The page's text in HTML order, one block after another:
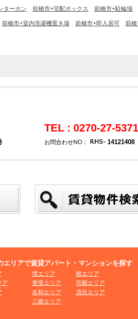
ターホン 前橋市+宅配ボックス 前橋市+駐輪場
前橋市+室内洗濯機置き場 前橋市+即入居可 前
TEL : 0270-27-5371
お問合わせNO： 14121408
エリアで賃貸アパート・マンションを探す
ア
境エリア
豊受エリア
名和エリア
三郷エリア
南エリア
宮郷エリア
茂呂エリア